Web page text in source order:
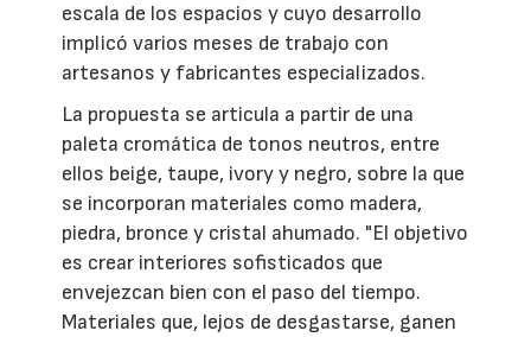
escala de los espacios y cuyo desarrollo
implicó varios meses de trabajo con
artesanos y fabricantes especializados.
La propuesta se articula a partir de una
paleta cromática de tonos neutros, entre
ellos beige, taupe, ivory y negro, sobre la que
se incorporan materiales como madera,
piedra, bronce y cristal ahumado. "El objetivo
es crear interiores sofisticados que
envejezcan bien con el paso del tiempo.
Materiales que, lejos de desgastarse, ganen